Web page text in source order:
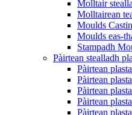
Molltair
Molltairean
Moulds
Moulds eas-
Stampadh
Pàirtean stealladh
Pàirtean
Pàirtean
Pàirtean
Pàirtean
Pàirtean